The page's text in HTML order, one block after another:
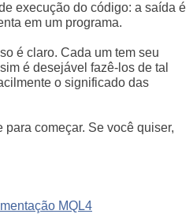
execução do código: a saída é
em um programa.
é claro. Cada um tem seu
é desejável fazê-los de tal
o significado das
começar. Se você quiser,
MQL4